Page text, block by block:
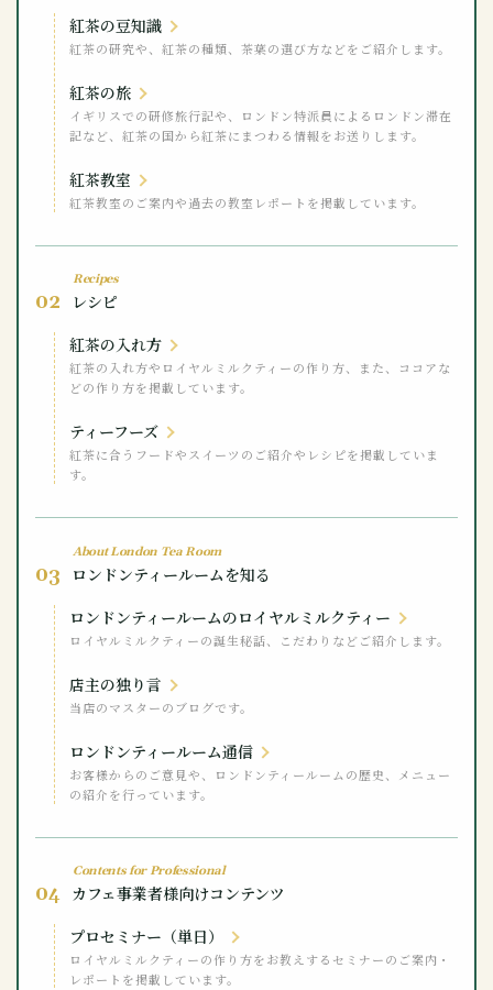
紅茶の豆知識
紅茶の研究や、紅茶の種類、茶葉の選び方などをご紹介します。
紅茶の旅
イギリスでの研修旅行記や、ロンドン特派員によるロンドン滞在
記など、紅茶の国から紅茶にまつわる情報をお送りします。
紅茶教室
紅茶教室のご案内や過去の教室レポートを掲載しています。
Recipes
02
レシピ
紅茶の入れ方
紅茶の入れ方やロイヤルミルクティーの作り方、また、ココアな
どの作り方を掲載しています。
ティーフーズ
紅茶に合うフードやスイーツのご紹介やレシピを掲載していま
す。
About London Tea Room
03
ロンドンティールームを知る
ロンドンティールームのロイヤルミルクティー
ロイヤルミルクティーの誕生秘話、こだわりなどご紹介します。
店主の独り言
当店のマスターのブログです。
ロンドンティールーム通信
お客様からのご意見や、ロンドンティールームの歴史、メニュー
の紹介を行っています。
Contents for Professional
04 カフェ事業者様向けコンテンツ
プロセミナー（単日）
ロイヤルミルクティーの作り方をお教えするセミナーのご案内・
レポートを掲載しています。